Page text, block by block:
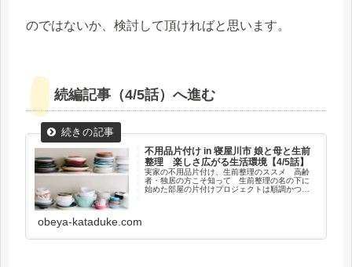
のではないか、検討して頂ければと思います。
続編記事（4/5話）へ進む
不用品片付け in 寝屋川市 娘と母と生前
整理 楽しさ広がる生活環境【4/5話】
実家の不用品片付け、生前整理のススメ 高齢
者・独居の方こそ知って 生前整理の名の下に
始めた部屋の片付けプロジェクトは順調かつ快
obeya-kataduke.com